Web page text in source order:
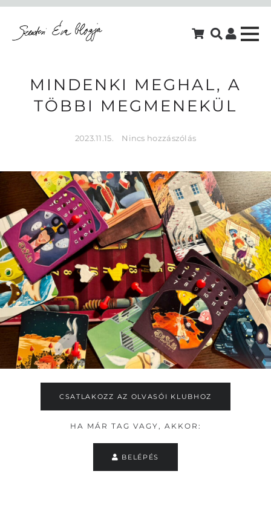
MINDENKI MEGHAL, A
TÖBBI MEGMENEKÜL
2023.11.15. Nincs hozzászólás
CSATLAKOZZ AZ OLVASÓI KLUBHOZ
HA MÁR TAG VAGY, AKKOR:
BELÉPÉS